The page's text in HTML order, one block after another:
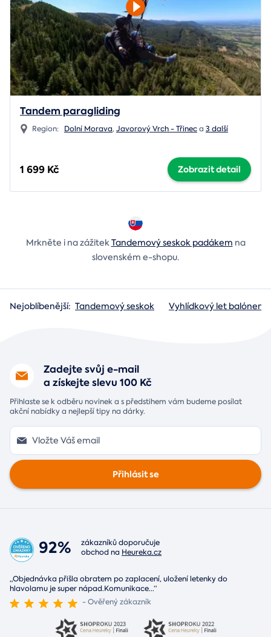
Tandem paragliding
Region: Dolní Morava,Javorový Vrch - Třineca 3 další
1 699 Kč Zobrazit detail
Mrkněte i na zážitekTandemový seskok padákem na
slovenském e-shopu.
Nejoblíbenější: Tandemový seskok Vyhlídkový let balónem
Zadejte svůj e-mail
a získejte slevu 100 Kč
Přihlaste se k odběru novinek a s předstihem vám budeme posílat
akční nabídky a nejlepší tipy na dárky.
Přihlásit se
92%
zákazníků doporučuje
obchod na Heureka.cz
„Objednávka přišla obratem po zaplacení, uložení letenky do
hlavolamu je super nápad.Komunikace...“
- Ověřený zákazník